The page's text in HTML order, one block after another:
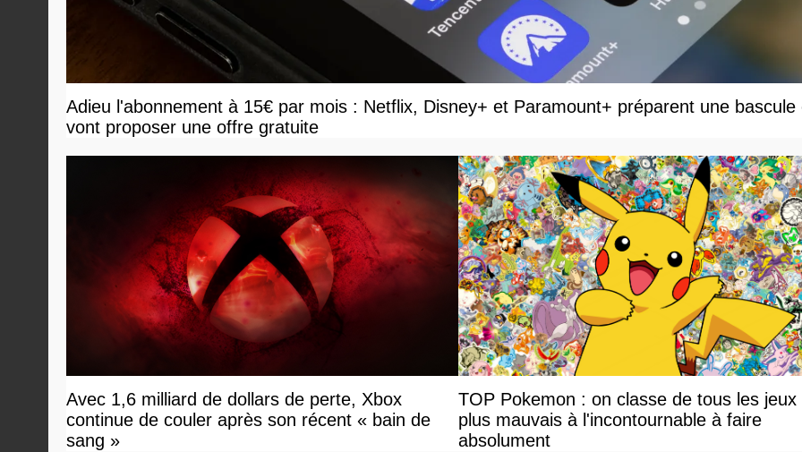
Adieu l'abonnement à 15€ par mois : Netflix, Disney+ et Paramount+ préparent une bascule
vont proposer une offre gratuite
Avec 1,6 milliard de dollars de perte, Xbox
continue de couler après son récent « bain de
sang »
TOP Pokemon : on classe de tous les jeux
plus mauvais à l'incontournable à faire
absolument